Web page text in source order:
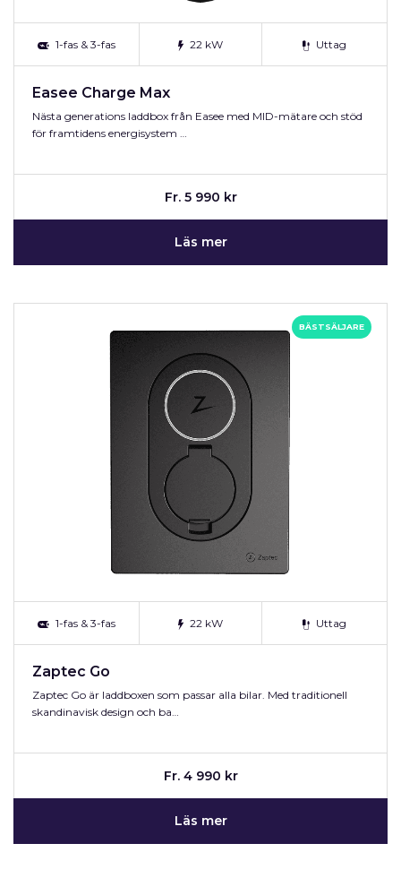
1-fas & 3-fas 22 kW Uttag
Easee Charge Max
Nästa generations laddbox från Easee med MID-mätare och stöd
för framtidens energisystem …
Fr. 5 990 kr
Läs mer
BÄSTSÄLJARE
1-fas & 3-fas 22 kW Uttag
Zaptec Go
Zaptec Go är laddboxen som passar alla bilar. Med traditionell
skandinavisk design och ba…
Fr. 4 990 kr
Läs mer